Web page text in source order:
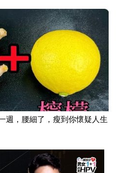
週，腰細了，瘦到你懷疑人生